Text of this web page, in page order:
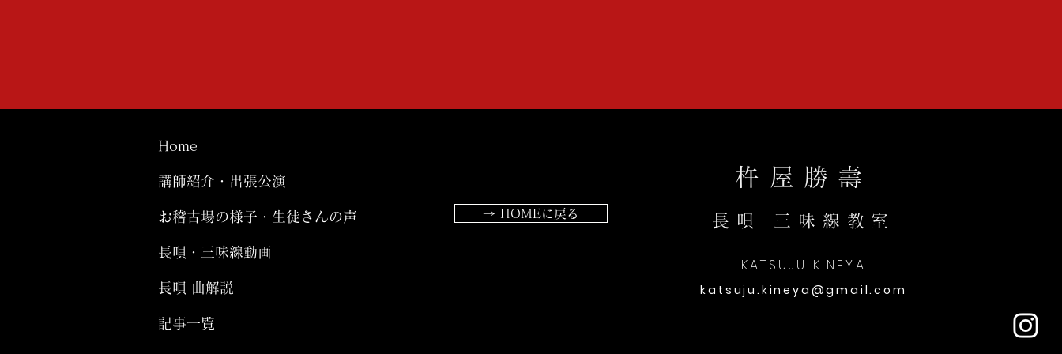
Home
講師紹介・出張公演
お稽古場の様子・生徒さんの声
長唄・三味線動画
長唄 曲解説
記事一覧
→ HOMEに戻る
杵屋勝壽
長唄 三味線教室
KATSUJU KINEYA
katsuju.kineya@gmail.com